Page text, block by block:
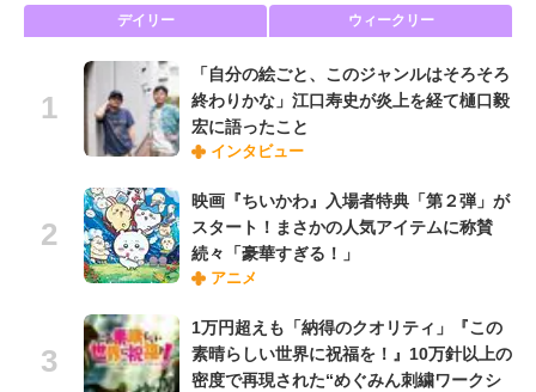
デイリー ウィークリー
「自分の絵ごと、このジャンルはそろそろ
終わりかな」江口寿史が炎上を経て樋口毅
宏に語ったこと
インタビュー
映画『ちいかわ』入場者特典「第２弾」が
スタート！まさかの人気アイテムに称賛
続々「豪華すぎる！」
アニメ
1万円超えも「納得のクオリティ」『この
素晴らしい世界に祝福を！』10万針以上の
密度で再現された“めぐみん刺繍ワークシ